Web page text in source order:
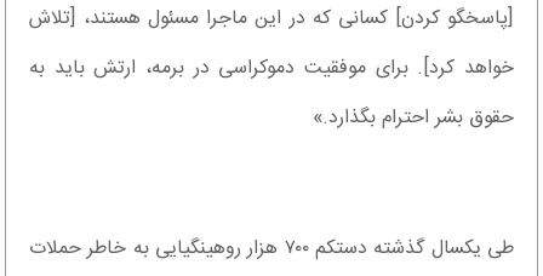
[پاسخگو کردن] کسانی که در این ماجرا مسئول هستند، [تلاش
خواهد کرد]. برای موفقیت دموکراسی در برمه، ارتش باید به
حقوق بشر احترام بگذارد.»
طی یکسال گذشته دستکم ۷۰۰ هزار روهینگیایی به خاطر حملات